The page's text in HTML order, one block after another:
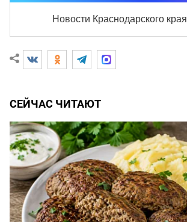
Новости Краснодарского края
СЕЙЧАС ЧИТАЮТ